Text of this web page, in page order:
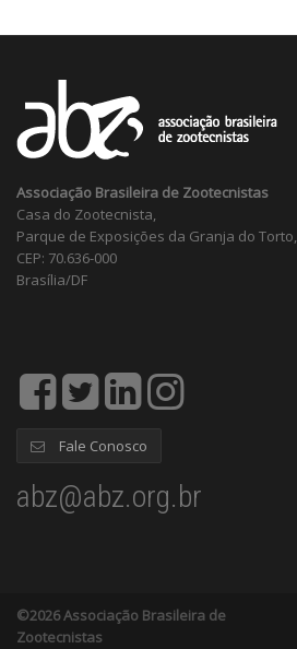
Associação Brasileira de Zootecnistas
Casa do Zootecnista,
Parque de Exposições da Granja do
CEP: 70.636-000
Brasília/DF
Fale Conosco
abz@abz.org.br
©2026 Associação Brasileira de
Zootecnistas